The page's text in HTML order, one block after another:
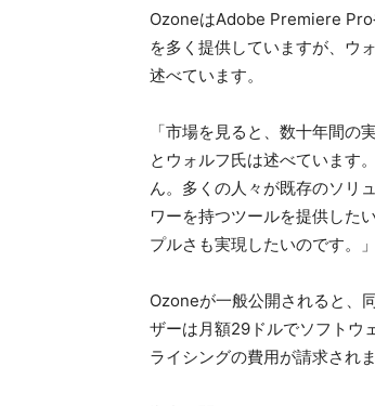
OzoneはAdobe Premiere
を多く提供していますが、ウ
述べています。
「市場を見ると、数十年間の
とウォルフ氏は述べています
ん。多くの人々が既存のソリ
ワーを持つツールを提供した
プルさも実現したいのです。」
Ozoneが一般公開されると、
ザーは月額29ドルでソフトウ
ライシングの費用が請求されま